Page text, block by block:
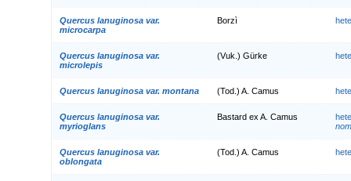
Quercus lanuginosa var.
microcarpa
Borzì
Quercus lanuginosa var.
microlepis
(Vuk.) Gürke
Quercus lanuginosa var. montana (Tod.) A. Camus
Quercus lanuginosa var.
myrioglans
Bastard ex A. Camus
Quercus lanuginosa var.
oblongata
(Tod.) A. Camus